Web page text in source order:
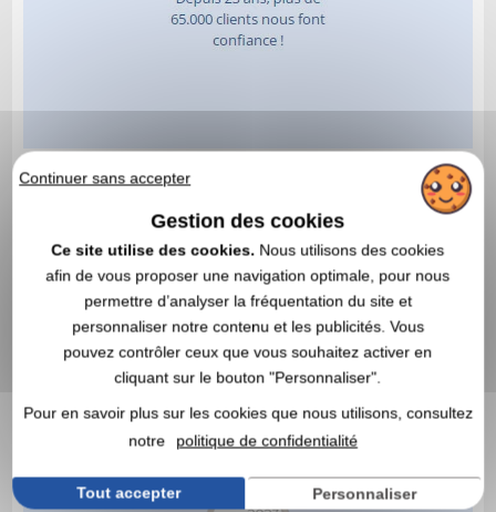
Continuer sans accepter
Gestion des cookies
Ce site utilise des cookies. Nous utilisons des cookies
afin de vous proposer une navigation optimale, pour nous
permettre d’analyser la fréquentation du site et
personnaliser notre contenu et les publicités. Vous
pouvez contrôler ceux que vous souhaitez activer en
cliquant sur le bouton "Personnaliser".
Pour en savoir plus sur les cookies que nous utilisons, consultez
notre
politique de confidentialité
Tout accepter Personnaliser